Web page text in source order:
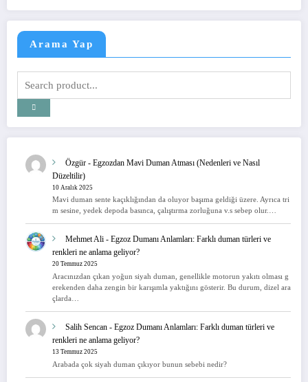
Arama Yap
Özgür - Egzozdan Mavi Duman Atması (Nedenleri ve Nasıl
Düzeltilir)
10 Aralık 2025
Mavi duman sente kaçıklığından da oluyor başıma geldiği üzere. Ayrıca tri
m sesine, yedek depoda basınca, çalıştırma zorluğuna v.s sebep olur.…
Mehmet Ali - Egzoz Dumanı Anlamları: Farklı duman türleri ve
renkleri ne anlama geliyor?
20 Temmuz 2025
Aracınızdan çıkan yoğun siyah duman, genellikle motorun yakıtı olması g
erekenden daha zengin bir karışımla yaktığını gösterir. Bu durum, dizel ara
çlarda…
Salih Sencan - Egzoz Dumanı Anlamları: Farklı duman türleri ve
renkleri ne anlama geliyor?
13 Temmuz 2025
Arabada çok siyah duman çıkıyor bunun sebebi nedir?